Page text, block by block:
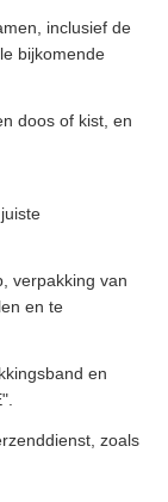
inclusief de
bijkomende
doos of kist, en
verpakking van
en te
en
zoals